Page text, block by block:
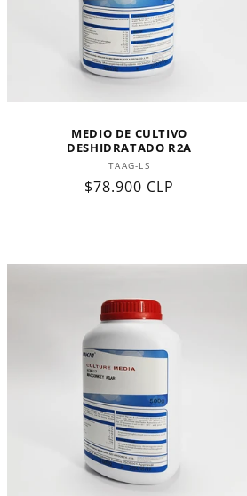
MEDIO DE CULTIVO
DESHIDRATADO R2A
Proveedor:
TAAG-LS
Precio
$78.900 CLP